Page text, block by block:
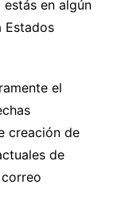
en algún
Estados
el
creación de
de